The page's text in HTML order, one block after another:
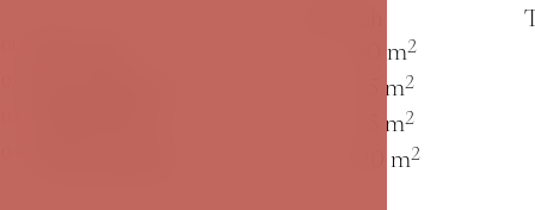
40 m2
35 m2
35 m2
120 m2